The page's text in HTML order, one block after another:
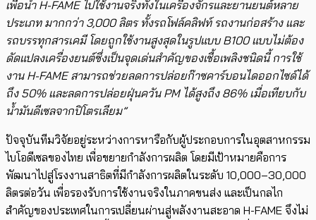
เพื่อนำ H-FAME​ ไปใช้งานจริงทั้งในเครื่องจักรและยานยนต์หลาย
ประเภท มากกว่า 3,000 ลิตร ทั้งรถโฟล์คลิฟท์ รถงานก่อสร้าง และ
รถบรรทุกสารเคมี โดยถูกใช้งานสูงสุดในรูปแบบ B100 แบบไม่ต้อง
ดัดแปลงเครื่องยนต์ซึ่งเป็นจุดเด่นสำคัญของเชื้อเพลิงชนิดนี้ การใช้
งาน H-FAME สามารถช่วยลดการปล่อยก๊าซคาร์บอนไดออกไซด์ได้
ถึง 50% และลดการปล่อยฝุ่นควัน PM ได้สูงถึง 86% เมื่อเทียบกับ
น้ำมันดีเซลจากปิโตรเลียม”
ปัจจุบันทีมวิจัยอยู่ระหว่างการหารือกับผู้ประกอบการในอุตสาหกรรม
ไบโอดีเซลของไทย เพื่อขยายกำลังการผลิต โดยมีเป้าหมายคือการ
พัฒนาไปสู่โรงงานสาธิตที่มีกำลังการผลิตในระดับ 10,000–30,000
ลิตรต่อวัน เพื่อรองรับการใช้งานจริงในภาคขนส่ง และเป็นกลไก
สำคัญของประเทศในการเปลี่ยนผ่านสู่พลังงานสะอาด H-FAME จึงไม่